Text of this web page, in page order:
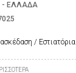
- ΕΛΛΑΔΑ
/ Εστιατόρια